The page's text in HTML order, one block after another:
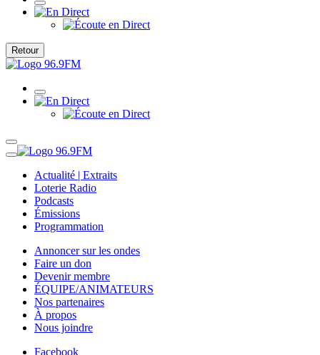
Retour
Actualité | Extraits
Loterie Radio
Podcasts
Émissions
Programmation
Annoncer sur les ondes
Faire un don
Devenir membre
ÉQUIPE/ANIMATEURS
Nos partenaires
À propos
Nous joindre
Facebook